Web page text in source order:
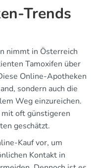
Trends
nimmt in Österreich
Tamoxifen über
Online-Apotheken
sondern auch die
Weg einzureichen.
oft günstigeren
geschätzt.
Kauf vor, um
Kontakt in